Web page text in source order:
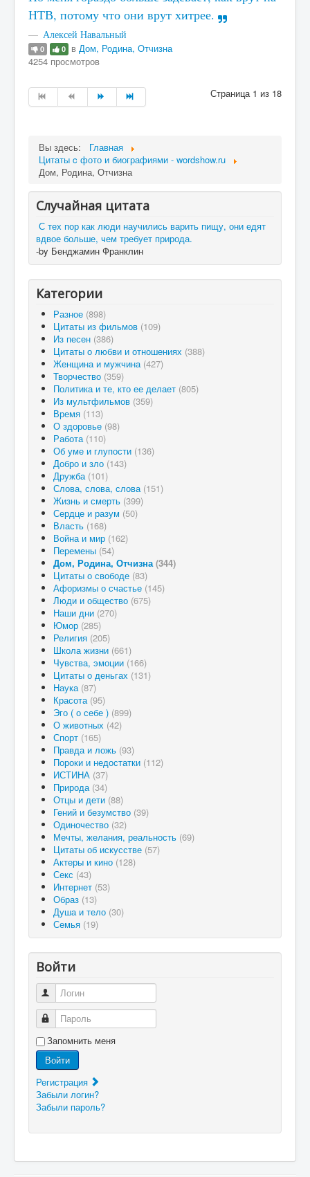
НТВ, потому что они врут хитрее.
Алексей Навальный
0 0 в Дом, Родина, Отчизна
4254 просмотров
Страница 1 из 18
Вы здесь:
Главная
Цитаты c фото и биографиями - wordshow.ru
Дом, Родина, Отчизна
Случайная цитата
С тех пор как люди научились варить пищу, они едят
вдвое больше, чем требует природа.
-by Бенджамин Франклин
Категории
Разное (898)
Цитаты из фильмов (109)
Из песен (386)
Цитаты о любви и отношениях (388)
Женщина и мужчина (427)
Творчество (359)
Политика и те, кто ее делает (805)
Из мультфильмов (359)
Время (113)
О здоровье (98)
Работа (110)
Об уме и глупости (136)
Добро и зло (143)
Дружба (101)
Слова, слова, слова (151)
Жизнь и смерть (399)
Сердце и разум (50)
Власть (168)
Война и мир (162)
Перемены (54)
Дом, Родина, Отчизна(344)
Цитаты о свободе (83)
Афоризмы о счастье (145)
Люди и общество (675)
Наши дни (270)
Юмор (285)
Религия (205)
Школа жизни (661)
Чувства, эмоции (166)
Цитаты о деньгах (131)
Наука (87)
Красота (95)
Эго ( о себе ) (899)
О животных (42)
Спорт (165)
Правда и ложь (93)
Пороки и недостатки (112)
ИСТИНА (37)
Природа (34)
Отцы и дети (88)
Гений и безумство (39)
Одиночество (32)
Мечты, желания, реальность (69)
Цитаты об искусстве (57)
Актеры и кино (128)
Секс (43)
Интернет (53)
Образ (13)
Душа и тело (30)
Семья (19)
Войти
Логин
Пароль
Запомнить меня
Войти
Регистрация
Забыли логин?
Забыли пароль?